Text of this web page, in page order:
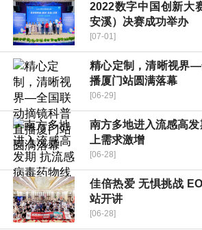
2022数字中国创新大
安溪）决赛成功举办
[07-01]
精心定制，清晰视界
播厦门站圆满落幕
[06-29]
南方多地进入流感高
上需求激增
[06-28]
佳倍热爱 无惧挑战
站开讲
[06-28]